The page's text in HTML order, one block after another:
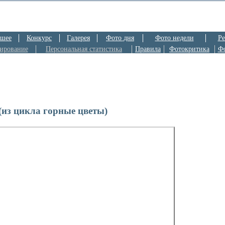
Конкурс Галерея Фото дня Фото недели
Персональная статистика Правила Фотокритика
цикла горные цветы)